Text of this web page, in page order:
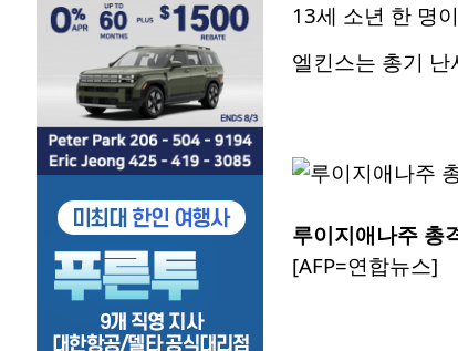
13세 소년 한 명
엘킨스는 총기
루이지애나주 총
[AFP=연합뉴스]